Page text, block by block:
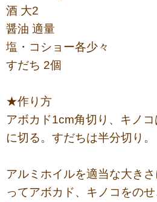
酒 大2
醤油 適量
塩・コショー各少々
すだち 2個
★作り方
アボカド1cm角切り、キノ
に切る。すだちは半分切り。
アルミホイルを適当な大き
ってアボカド、キノコをの